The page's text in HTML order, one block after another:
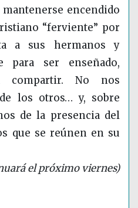
encendido
“ferviente” por
a sus hermanos y
ser enseñado,
compartir. No nos
los otros… y, sobre
de la presencia del
que se reúnen en su
el próximo viernes)